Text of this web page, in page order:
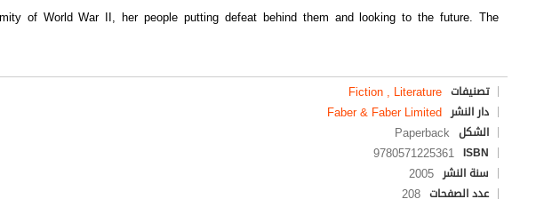
of World War II, her people putting defeat behind them and looking to the future. The
تصنيفات Fiction , Literature
دار النشر Faber & Faber Limited
الشكل Paperback
ISBN
9780571225361
سنة النشر 2005
عدد الصفحات 208